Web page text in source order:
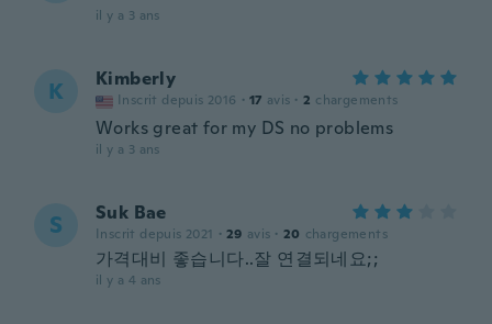
il y a 3 ans
K Kimberly
Inscrit depuis 2016 · 17 avis · 2 chargements
Works great for my DS no problems
il y a 3 ans
S Suk Bae
Inscrit depuis 2021 · 29 avis · 20 chargements
가격대비 좋습니다..잘 연결되네요;;
il y a 4 ans